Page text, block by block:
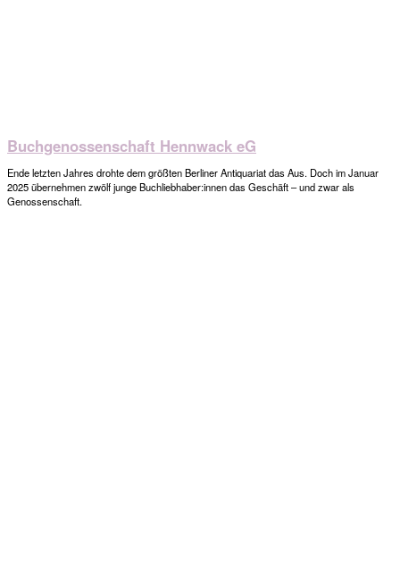
Buchgenossenschaft Hennwack eG
Ende letzten Jahres drohte dem größten Berliner Antiquariat das Aus. Doch im Januar
2025 übernehmen zwölf junge Buchliebhaber:innen das Geschäft – und zwar als
Genossenschaft.